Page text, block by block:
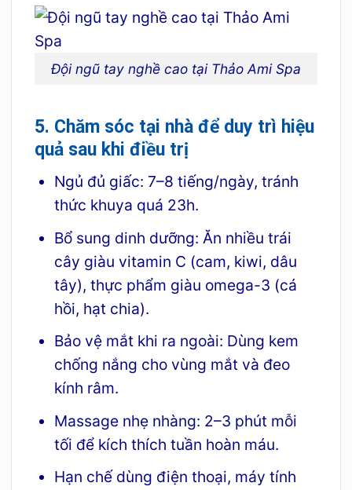
Đội ngũ tay nghề cao tại Thảo Ami Spa
5. Chăm sóc tại nhà để duy trì hiệu
quả sau khi điều trị
Ngủ đủ giấc: 7–8 tiếng/ngày, tránh
thức khuya quá 23h.
Bổ sung dinh dưỡng: Ăn nhiều trái
cây giàu vitamin C (cam, kiwi, dâu
tây), thực phẩm giàu omega-3 (cá
hồi, hạt chia).
Bảo vệ mắt khi ra ngoài: Dùng kem
chống nắng cho vùng mắt và đeo
kính râm.
Massage nhẹ nhàng: 2–3 phút mỗi
tối để kích thích tuần hoàn máu.
Hạn chế dùng điện thoại, máy tính